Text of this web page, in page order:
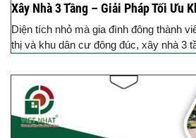
Xây Nhà 3 Tầng – Giải Pháp Tối Ưu
Diện tích nhỏ mà gia đình đông thành
thị và khu dân cư đông đúc, xây nhà 3